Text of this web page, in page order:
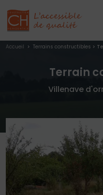
Accueil > Terrains constructibles >
Terrain
Villenave